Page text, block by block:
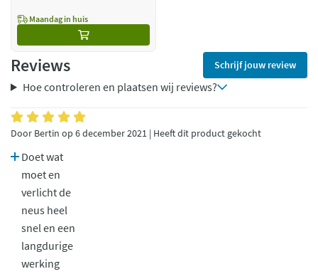
Maandag in huis
Reviews Schrijf jouw review
Hoe controleren en plaatsen wij reviews?
Door Bertin op 6 december 2021 | Heeft dit product gekocht
Doet wat
moet en
verlicht de
neus heel
snel en een
langdurige
werking